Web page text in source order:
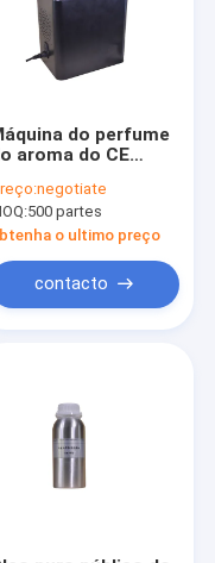
do perfume
aroma do CE
a entrada do
negotiate
500 partes
o ultimo preço
contacto